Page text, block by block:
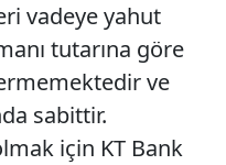
vadeye yahut
tutarına göre
ve
sabittir.
için KT Bank